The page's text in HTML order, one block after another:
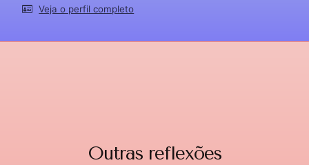
Veja o perfil completo
Outras reflexões